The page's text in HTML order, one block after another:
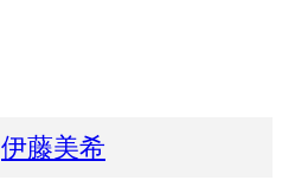
伊藤美希